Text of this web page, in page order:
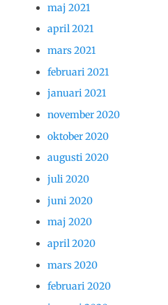
maj 2021
april 2021
mars 2021
februari 2021
januari 2021
november 2020
oktober 2020
augusti 2020
juli 2020
juni 2020
maj 2020
april 2020
mars 2020
februari 2020